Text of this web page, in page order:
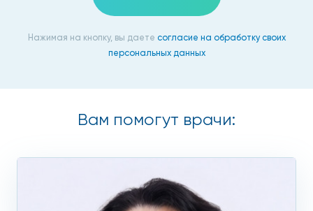
в острой фазе заболевания, чтобы уменьшить
ортопедическими приспособлениями (бандажи,
Наш медицинский центр придерживается тактики
комплексного подхода в лечении остеоартрита:
Нажимая на кнопку, вы даете согласие на обработку своих
персональных данных
Вам помогут врачи: